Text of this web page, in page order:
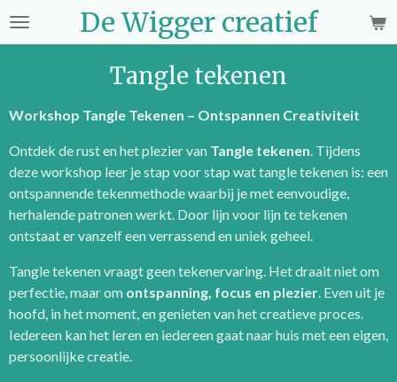
Ga
De Wigger creatief
Tangle tekenen
Workshop Tangle Tekenen – Ontspannen Creativiteit
Ontdek de rust en het plezier van Tangle tekenen. Tijdens
deze workshop leer je stap voor stap wat tangle tekenen is: een
ontspannende tekenmethode waarbij je met eenvoudige,
herhalende patronen werkt. Door lijn voor lijn te tekenen
ontstaat er vanzelf een verrassend en uniek geheel.
Tangle tekenen vraagt geen tekenervaring. Het draait niet om
perfectie, maar om ontspanning, focus en plezier. Even uit je
hoofd, in het moment, en genieten van het creatieve proces.
Iedereen kan het leren en iedereen gaat naar huis met een eigen,
persoonlijke creatie.